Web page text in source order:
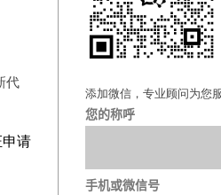
代
请
添加微信，专业顾问为您
您的称呼
手机或微信号